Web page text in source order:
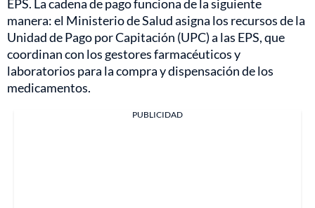
EPS. La cadena de pago funciona de la siguiente
manera: el Ministerio de Salud asigna los recursos de la
Unidad de Pago por Capitación (UPC) a las EPS, que
coordinan con los gestores farmacéuticos y
laboratorios para la compra y dispensación de los
medicamentos.
PUBLICIDAD